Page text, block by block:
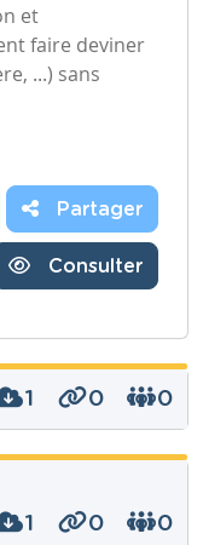
et
faire deviner
...) sans
Partager
Consulter
1 0 0
1 0 0